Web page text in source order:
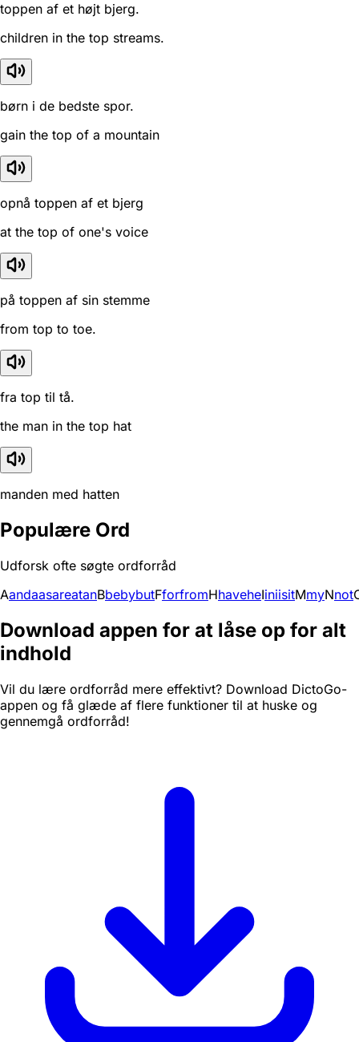
toppen af et højt bjerg.
children in the top streams.
børn i de bedste spor.
gain the top of a mountain
opnå toppen af et bjerg
at the top of one's voice
på toppen af sin stemme
from top to toe.
fra top til tå.
the man in the top hat
manden med hatten
Populære Ord
Udforsk ofte søgte ordforråd
AandaasareatanBbebybutFforfromHhaveheIiniisitMmyNnot
Download appen for at låse op for alt
indhold
Vil du lære ordforråd mere effektivt? Download DictoGo-
appen og få glæde af flere funktioner til at huske og
gennemgå ordforråd!